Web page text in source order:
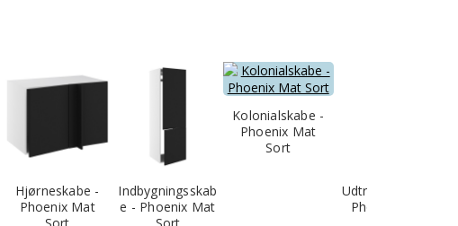
Hjørneskabe -
Phoenix Mat
Indbygningsskab
e - Phoenix Mat
Kolonialskabe -
Phoenix Mat
Sort
Udtræksskabe -
Phoenix Mat